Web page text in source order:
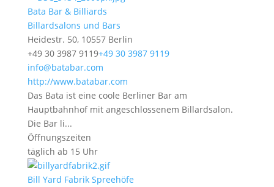
Bata Bar & Billiards
Billardsalons und Bars
Heidestr. 50, 10557 Berlin
+49 30 3987 9119+49 30 3987 9119
info@batabar.com
http://www.batabar.com
Das Bata ist eine coole Berliner Bar am
Hauptbahnhof mit angeschlossenem Billardsalon.
Die Bar li...
Öffnungszeiten
täglich ab 15 Uhr
Bill Yard Fabrik Spreehöfe